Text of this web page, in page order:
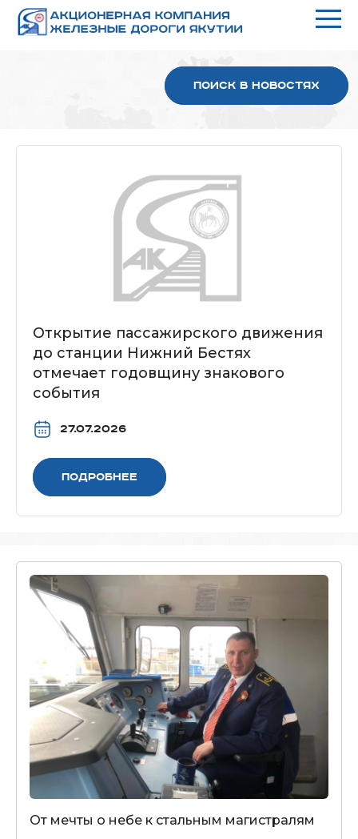
Поиск в новостях
Открытие пассажирского движения
до станции Нижний Бестях
отмечает годовщину знакового
события
27.07.2026
Подробнее
От мечты о небе к стальным магистралям